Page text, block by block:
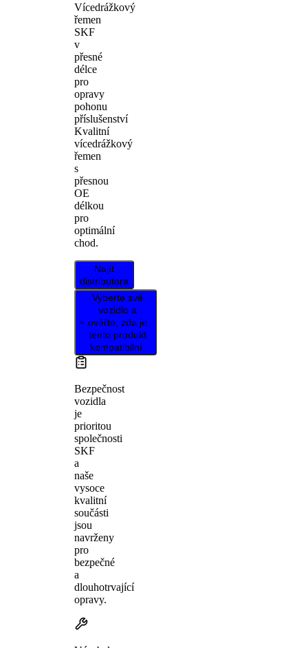
Vícedrážkový
řemen
SKF
v
přesné
délce
pro
opravy
pohonu
příslušenství
Kvalitní
vícedrážkový
řemen
s
přesnou
OE
délkou
pro
optimální
chod.
Najít
distributora
Vyberte své
vozidlo a
ověřte, zda je
tento produkt
kompatibilní.
Bezpečnost
vozidla
je
prioritou
společnosti
SKF
a
naše
vysoce
kvalitní
součásti
jsou
navrženy
pro
bezpečné
a
dlouhotrvající
opravy.